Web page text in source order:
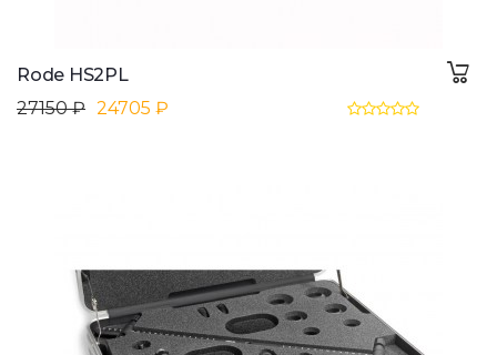
Rode HS2PL
27150 ₽ 24705 ₽